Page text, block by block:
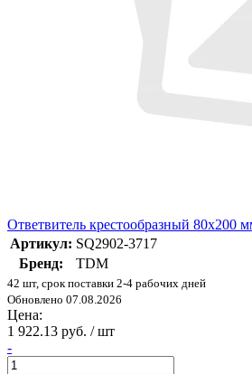
Ответвитель крестообразный 80х200
Артикул: SQ2902-3717
Бренд:
TDM
42 шт, срок поставки 2-4 рабочих дней
Обновлено 07.08.2026
Цена:
1 922.13 руб. / шт
-